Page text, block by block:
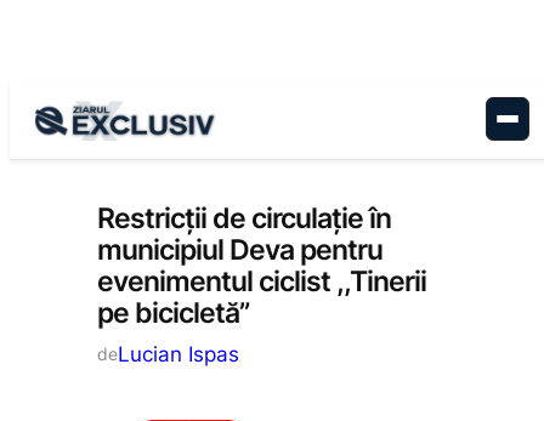
Stiri la zi
Restricții de circulație în
municipiul Deva pentru
evenimentul ciclist ,,Tinerii
pe bicicletă”
deLucian Ispas